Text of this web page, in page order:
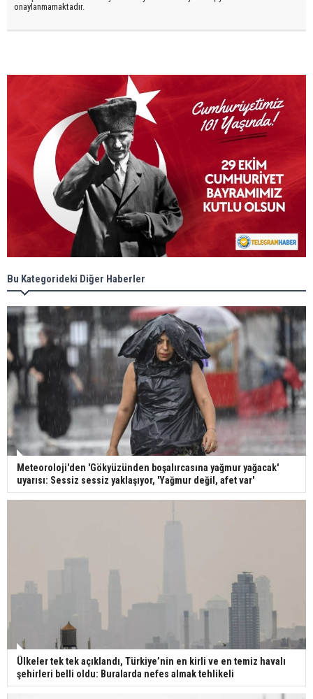
onaylanmamaktadır.
Bu Kategorideki Diğer Haberler
Meteoroloji'den 'Gökyüzünden boşalırcasına yağmur yağacak'
uyarısı: Sessiz sessiz yaklaşıyor, 'Yağmur değil, afet var'
Ülkeler tek tek açıklandı, Türkiye’nin en kirli ve en temiz havalı
şehirleri belli oldu: Buralarda nefes almak tehlikeli